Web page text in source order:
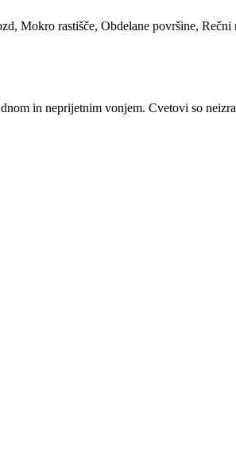
, Mokro rastišče, Obdelane površine, Rečni
in neprijetnim vonjem. Cvetovi so